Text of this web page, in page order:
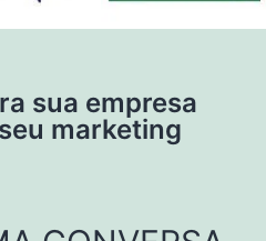
sua empresa
marketing